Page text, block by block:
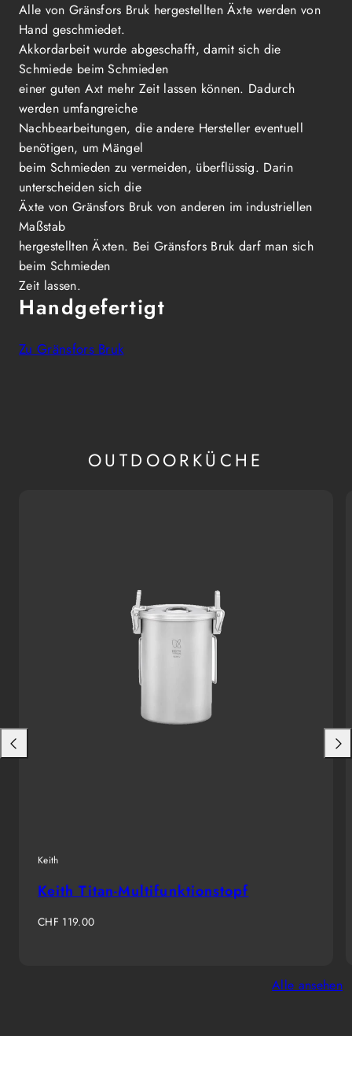
Alle von Gränsfors Bruk hergestellten Äxte werden von
Hand geschmiedet.
Akkordarbeit wurde abgeschafft, damit sich die
Schmiede beim Schmieden
einer guten Axt mehr Zeit lassen können. Dadurch
werden umfangreiche
Nachbearbeitungen, die andere Hersteller eventuell
benötigen, um Mängel
beim Schmieden zu vermeiden, überflüssig. Darin
unterscheiden sich die
Äxte von Gränsfors Bruk von anderen im industriellen
Maßstab
hergestellten Äxten. Bei Gränsfors Bruk darf man sich
beim Schmieden
Zeit lassen.
Handgefertigt
Zu Gränsfors Bruk
OUTDOORKÜCHE
Keith
Keith Titan-Multifunktionstopf
Regulärer
CHF 119.00
Nach
links
Nach
Alle ansehen